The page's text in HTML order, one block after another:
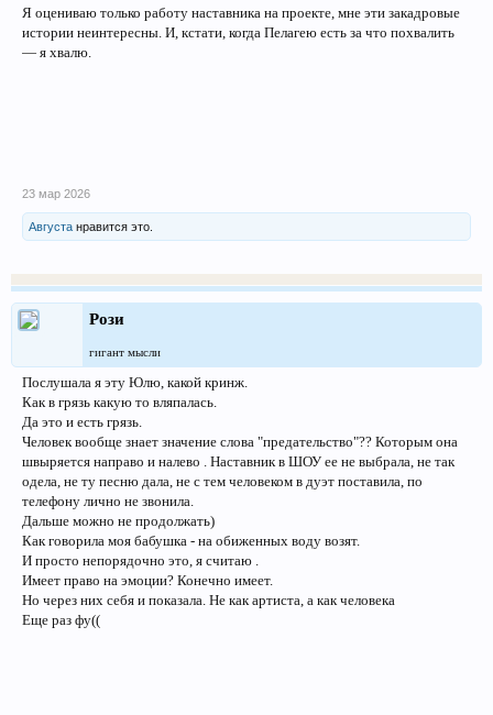
Я оцениваю только работу наставника на проекте, мне эти закадровые
истории неинтересны. И, кстати, когда Пелагею есть за что похвалить
— я хвалю.
23 мар 2026
Августа нравится это.
Рози
гигант мысли
Послушала я эту Юлю, какой кринж.
Как в грязь какую то вляпалась.
Да это и есть грязь.
Человек вообще знает значение слова "предательство"?? Которым она
швыряется направо и налево . Наставник в ШОУ ее не выбрала, не так
одела, не ту песню дала, не с тем человеком в дуэт поставила, по
телефону лично не звонила.
Дальше можно не продолжать)
Как говорила моя бабушка - на обиженных воду возят.
И просто непорядочно это, я считаю .
Имеет право на эмоции? Конечно имеет.
Но через них себя и показала. Не как артиста, а как человека
Еще раз фу((